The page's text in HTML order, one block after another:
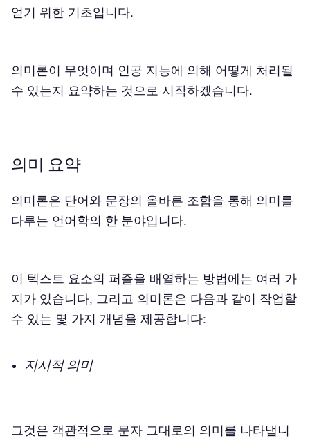
얻기 위한 기초입니다.
의미론이 무엇이며 인공 지능에 의해 어떻게 처리될
수 있는지 요약하는 것으로 시작하겠습니다.
의미 요약
의미론은 단어와 문장의 올바른 조합을 통해 의미를
다루는 언어학의 한 분야입니다.
이 텍스트 요소의 퍼즐을 배열하는 방법에는 여러 가
지가 있습니다, 그리고 의미론은 다음과 같이 작업할
수 있는 몇 가지 개념을 제공합니다:
지시적 의미
그것은 객관적으로 문자 그대로의 의미를 나타냅니